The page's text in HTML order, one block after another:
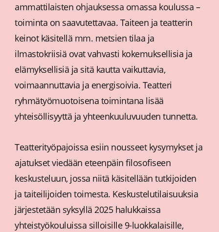
ammattilaisten ohjauksessa omassa koulussa –
toiminta on saavutettavaa. Taiteen ja teatterin
keinot käsitellä mm. metsien tilaa ja
ilmastokriisiä ovat vahvasti kokemuksellisia ja
elämyksellisiä ja sitä kautta vaikuttavia,
voimaannuttavia ja energisoivia. Teatteri
ryhmätyömuotoisena toimintana lisää
yhteisöllisyyttä ja yhteenkuuluvuuden tunnetta.
Teatterityöpajoissa esiin nousseet kysymykset ja
ajatukset viedään eteenpäin filosofiseen
keskusteluun, jossa niitä käsitellään tutkijoiden
ja taiteilijoiden toimesta. Keskustelutilaisuuksia
järjestetään syksyllä 2025 halukkaissa
yhteistyökouluissa silloisille 9-luokkalaisille,